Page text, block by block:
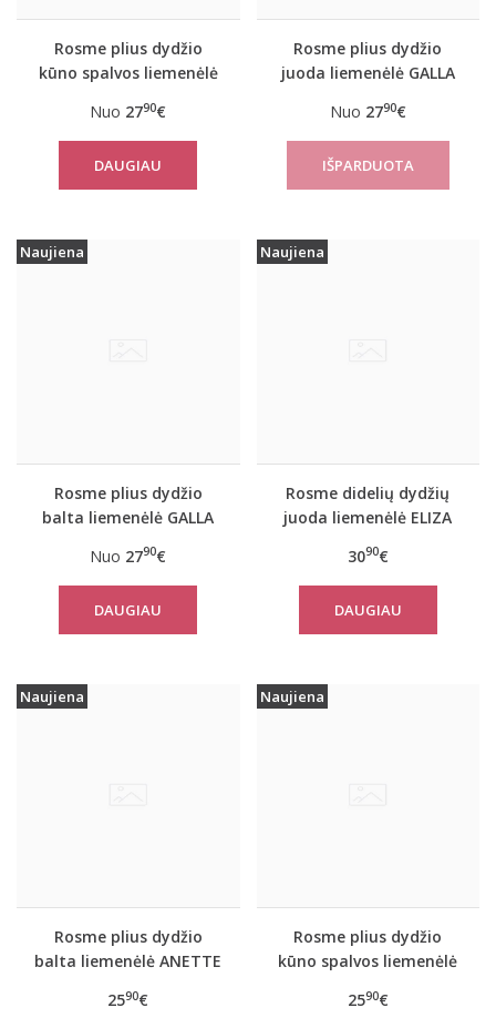
Rosme plius dydžio
kūno spalvos liemenėlė
Nuo 2790€
DAUGIAU
Rosme plius dydžio
juoda liemenėlė GALLA
Nuo 2790€
Naujiena
Rosme plius dydžio
balta liemenėlė GALLA
Nuo 2790€
DAUGIAU
Naujiena
Rosme didelių dydžių
juoda liemenėlė ELIZA
3090€
DAUGIAU
Naujiena
Rosme plius dydžio
balta liemenėlė ANETTE
2590€
Naujiena
Rosme plius dydžio
kūno spalvos liemenėlė
2590€